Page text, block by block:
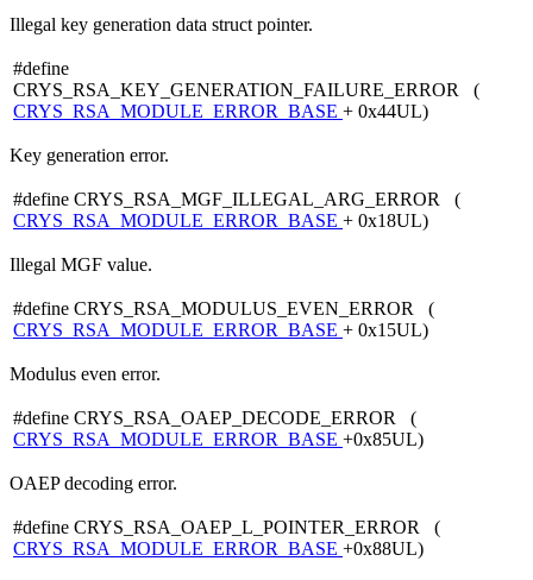
Illegal key generation data struct pointer.
#define
CRYS_RSA_KEY_GENERATION_FAILURE_ERROR (
CRYS_RSA_MODULE_ERROR_BASE + 0x44UL)
Key generation error.
#define CRYS_RSA_MGF_ILLEGAL_ARG_ERROR (
CRYS_RSA_MODULE_ERROR_BASE + 0x18UL)
Illegal MGF value.
#define CRYS_RSA_MODULUS_EVEN_ERROR (
CRYS_RSA_MODULE_ERROR_BASE + 0x15UL)
Modulus even error.
#define CRYS_RSA_OAEP_DECODE_ERROR (
CRYS_RSA_MODULE_ERROR_BASE +0x85UL)
OAEP decoding error.
#define CRYS_RSA_OAEP_L_POINTER_ERROR (
CRYS_RSA_MODULE_ERROR_BASE +0x88UL)